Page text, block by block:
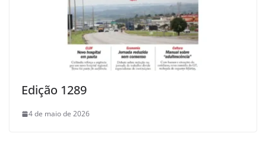
Edição 1289
4 de maio de 2026